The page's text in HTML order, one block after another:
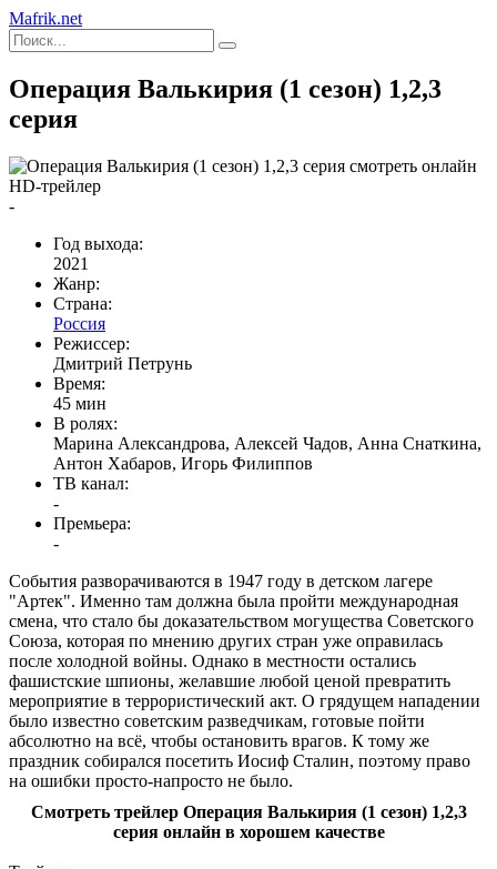
Mafrik.net
Операция Валькирия (1 сезон) 1,2,3
серия
HD-трейлер
-
Год выхода:
2021
Жанр:
Страна:
Россия
Режиссер:
Дмитрий Петрунь
Время:
45 мин
В ролях:
Марина Александрова, Алексей Чадов, Анна Снаткина,
Антон Хабаров, Игорь Филиппов
ТВ канал:
-
Премьера:
-
События разворачиваются в 1947 году в детском лагере
"Артек". Именно там должна была пройти международная
смена, что стало бы доказательством могущества Советского
Союза, которая по мнению других стран уже оправилась
после холодной войны. Однако в местности остались
фашистские шпионы, желавшие любой ценой превратить
мероприятие в террористический акт. О грядущем нападении
было известно советским разведчикам, готовые пойти
абсолютно на всё, чтобы остановить врагов. К тому же
праздник собирался посетить Иосиф Сталин, поэтому право
на ошибки просто-напросто не было.
Смотреть трейлер Операция Валькирия (1 сезон) 1,2,3
серия онлайн в хорошем качестве